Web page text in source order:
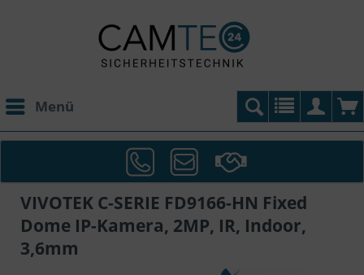
Menü
VIVOTEK C-SERIE FD9166-HN Fixed
Dome IP-Kamera, 2MP, IR, Indoor,
3,6mm